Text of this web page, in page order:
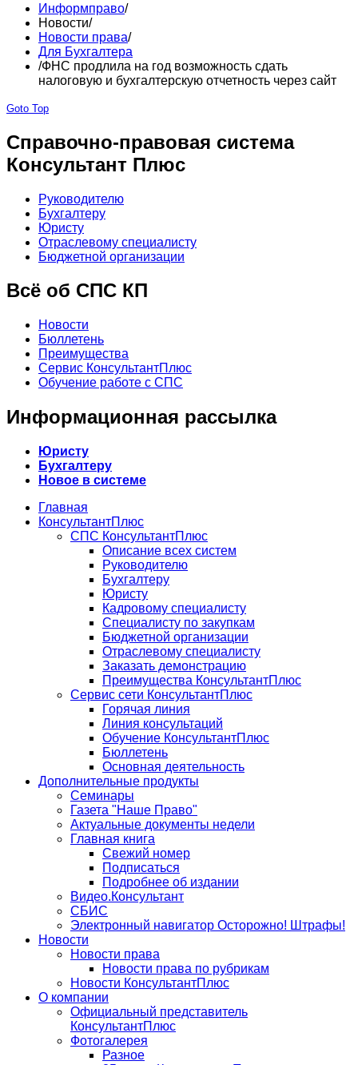
Информправо/
Новости/
Новости права/
Для Бухгалтера
/ФНС продлила на год возможность сдать
налоговую и бухгалтерскую отчетность через сайт
Goto Top
Справочно-правовая система
Консультант Плюс
Руководителю
Бухгалтеру
Юристу
Отраслевому специалисту
Бюджетной организации
Всё об СПС КП
Новости
Бюллетень
Преимущества
Сервис КонсультантПлюс
Обучение работе с СПС
Информационная рассылка
Юристу
Бухгалтеру
Новое в системе
Главная
КонсультантПлюс
СПС КонсультантПлюс
Описание всех систем
Руководителю
Бухгалтеру
Юристу
Кадровому специалисту
Специалисту по закупкам
Бюджетной организации
Отраслевому специалисту
Заказать демонстрацию
Преимущества КонсультантПлюс
Сервис сети КонсультантПлюс
Горячая линия
Линия консультаций
Обучение КонсультантПлюс
Бюллетень
Основная деятельность
Дополнительные продукты
Семинары
Газета "Наше Право"
Актуальные документы недели
Главная книга
Свежий номер
Подписаться
Подробнее об издании
Видео.Консультант
СБИС
Электронный навигатор Осторожно! Штрафы!
Новости
Новости права
Новости права по рубрикам
Новости КонсультантПлюс
О компании
Официальный представитель
КонсультантПлюс
Фотогалерея
Разное